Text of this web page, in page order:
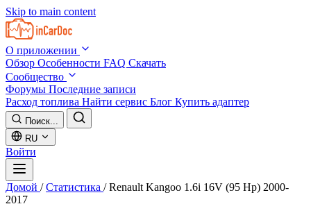
Skip to main content
О приложении
Обзор Особенности FAQ Скачать
Сообщество
Форумы Последние записи
Расход топлива Найти сервис Блог Купить адаптер
Поиск...
RU
Войти
Домой / Статистика / Renault Kangoo 1.6i 16V (95 Hp) 2000-
2017